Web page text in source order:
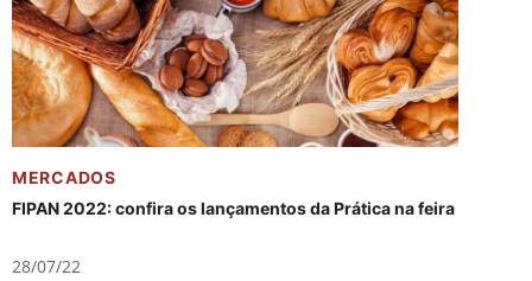
MERCADOS
FIPAN 2022: confira os lançamentos da Prática na feira
28/07/22